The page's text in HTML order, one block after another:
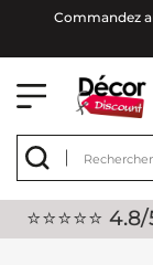
Commandez
⭐⭐⭐⭐⭐